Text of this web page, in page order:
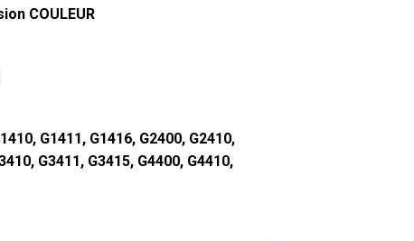
COULEUR
G1411, G1416, G2400, G2410,
G3411, G3415, G4400, G4410,
CH-4 Color EMB (0694C002AA)